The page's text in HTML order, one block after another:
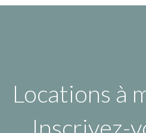
Locations à